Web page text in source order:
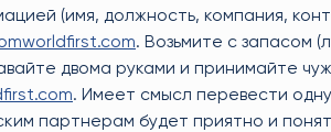
(имя, должность, компания,
worldfirst.com. Возьмите с запасом
двома руками и принимайте
. Имеет смысл перевести
партнерам будет приятно и